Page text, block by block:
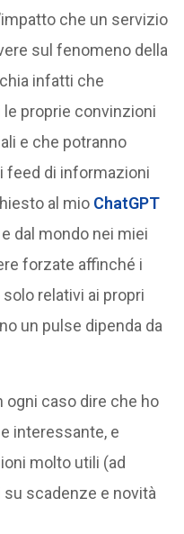
che un servizio
sul fenomeno della
infatti che
proprie convinzioni
e che potranno
feed di informazioni
al mio ChatGPT
dal mondo nei miei
forzate affinché i
relativi ai propri
un pulse dipenda da
ogni caso dire che ho
interessante, e
molto utili (ad
scadenze e novità